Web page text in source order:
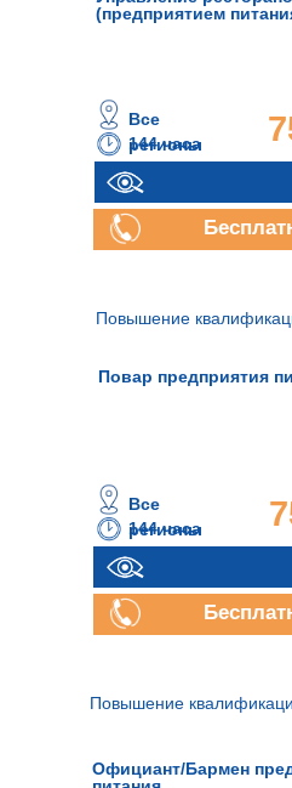
(предприятием
144 часа
Официант/Бармен
Все
регионы
Повышение
Повар предприятия
144 часа
Все
регионы
Повышение